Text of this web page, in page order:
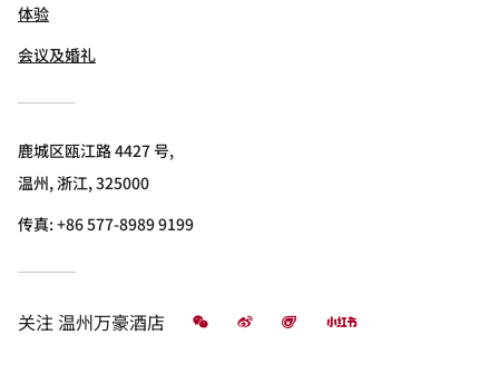
体验
会议及婚礼
鹿城区瓯江路 4427 号,
温州, 浙江, 325000
传真:+86 577-8989 9199
关注温州万豪酒店 微信 微博 飞猪 小红书